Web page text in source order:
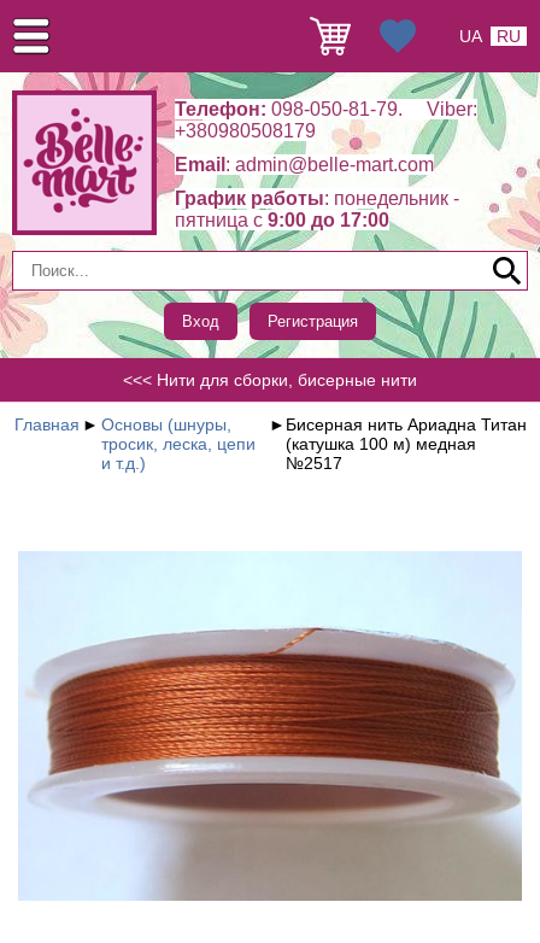
Телефон: 098-050-81-79. Viber:
+380980508179
Email : admin@belle-mart.com
График работы: понедельник -
пятница c 9:00 до 17:00
Вход Регистрация
UA RU
<<< Нити для сборки, бисерные нити
Главная ► Основы (шнуры,
тросик, леска, цепи
и т.д.)
► Бисерная нить Ариадна Титан
(катушка 100 м) медная
№2517